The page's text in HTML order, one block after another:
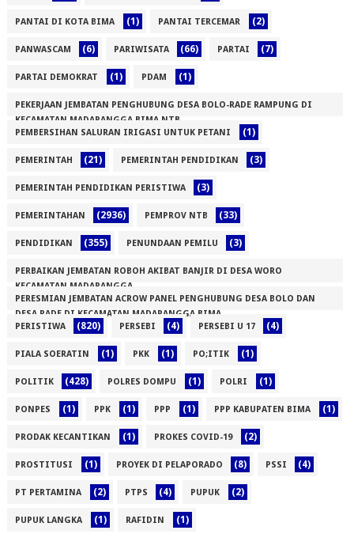
PANTAI DI KOTA BIMA (1) PANTAI TERCEMAR (2)
PANWASCAM (6) PARIWISATA (66) PARTAI (7)
PARTAI DEMOKRAT (1) PDAM (1)
PEKERJAAN JEMBATAN PENGHUBUNG DESA BOLO-RADE RAMPUNG DI
KECAMATAN MADAPANGGA BIMA NTB
(1)PEMBERSIHAN SALURAN IRIGASI UNTUK PETANI (1)
PEMERINTAH (21) PEMERINTAH PENDIDIKAN (3)
PEMERINTAH PENDIDIKAN PERISTIWA (3)
PEMERINTAHAN (2936) PEMPROV NTB (33)
PENDIDIKAN (355) PENUNDAAN PEMILU (3)
PERBAIKAN JEMBATAN ROBOH AKIBAT BANJIR DI DESA WORO
KECAMATAN MADAPANGGA
(1)PERESMIAN JEMBATAN ACROW PANEL PENGHUBUNG DESA BOLO DAN
DESA RADE DI KECAMATAN MADAPANGGA BIMA
(1)PERISTIWA (820) PERSEBI (4) PERSEBI U 17 (4)
PIALA SOERATIN (1) PKK (1) PO;ITIK (1)
POLITIK (428) POLRES DOMPU (1) POLRI (1)
PONPES (1) PPK (1) PPP (1) PPP KABUPATEN BIMA (1)
PRODAK KECANTIKAN (1) PROKES COVID-19 (2)
PROSTITUSI (1) PROYEK DI PELAPORADO (8) PSSI (4)
PT PERTAMINA (2) PTPS (4) PUPUK (2)
PUPUK LANGKA (1) RAFIDIN (1)